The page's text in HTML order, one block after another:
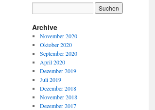
Archive
November 2020
Oktober 2020
September 2020
April 2020
Dezember 2019
Juli 2019
Dezember 2018
November 2018
Dezember 2017